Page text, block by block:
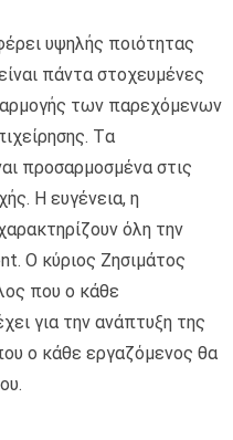
υψηλής ποιότητας
πάντα στοχευμένες
των παρεχόμενων
Tα
προσαρμοσμένα στις
Η ευγένεια, η
όλη την
Ο κύριος Ζησιμάτος
που ο κάθε
για την ανάπτυξη της
ο κάθε εργαζόμενος θα